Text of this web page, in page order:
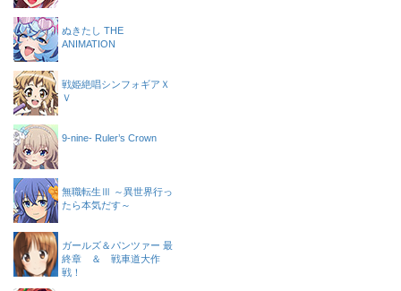
ぬきたし THE
ANIMATION
戦姫絶唱シンフォギアＸ
Ｖ
9-nine- Ruler’s Crown
無職転生Ⅲ ～異世界行っ
たら本気だす～
ガールズ＆パンツァー 最
終章 ＆ 戦車道大作
戦！